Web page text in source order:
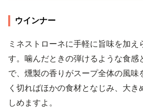
ウインナー
ミネストローネに手軽に旨味を加
す。噛んだときの弾けるような食感
で、燻製の香りがスープ全体の風味
く切ればほかの食材となじみ、大き
しめますよ。